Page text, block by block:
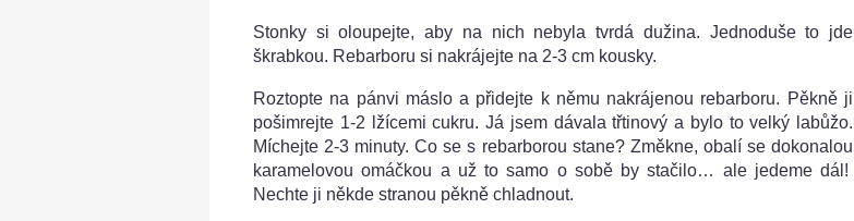
Stonky si oloupejte, aby na nich nebyla tvrdá dužina. Jednoduše to jde
škrabkou. Rebarboru si nakrájejte na 2-3 cm kousky.
Roztopte na pánvi máslo a přidejte k němu nakrájenou rebarboru. Pěkně ji
pošimrejte 1-2 lžícemi cukru. Já jsem dávala třtinový a bylo to velký labůžo.
Míchejte 2-3 minuty. Co se s rebarborou stane? Změkne, obalí se dokonalou
karamelovou omáčkou a už to samo o sobě by stačilo… ale jedeme dál!
Nechte ji někde stranou pěkně chladnout.